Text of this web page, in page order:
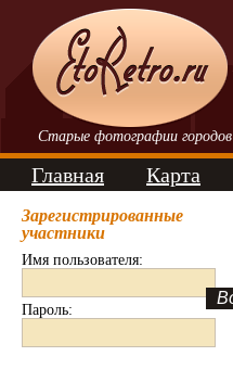
Старые фотографии городов
Главная Карта
Зарегистрированные
участники
Имя пользователя:
Пароль: